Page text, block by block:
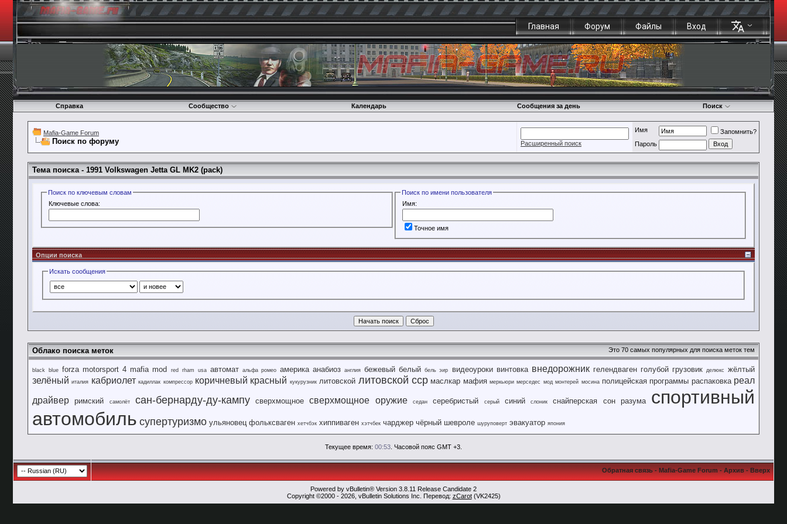
Главная Форум Файлы Вход
Справка Сообщество Календарь Сообщения за день Поиск
Mafia-Game Forum
Поиск по форуму Расширенный поиск
Имя
Запомнить?
Пароль
Тема поиска - 1991 Volkswagen Jetta GL MK2 (pack)
Поиск по ключевым словам
Ключевые слова:
Поиск по имени пользователя
Имя:
Точное имя
Опции поиска
Искать сообщения
Это 70 самых популярных для поиска меток тем
Облако поиска меток
black blue forza motorsport 4 mafia mod red rham usa автомат альфа ромео америка анабиоз англия бежевый белый бель эир видеоуроки винтовка внедорожник гелендваген голубой грузовик делюкс жёлтый
зелёный италия кабриолет кадиллак компрессор коричневый красный кукурузник литовской литовской сср маслкар мафия меркьюри мерседес мод монтерей мосина полицейская программы распаковка реал
драйвер
римский самолёт сан-бернарду-ду-кампу сверхмощное сверхмощное оружие седан серебристый серый синий слоник снайперская сон разума
спортивный
автомобиль супертуризмо ульяновец фольксваген хетчбэк хиппиваген хэтчбек чарджер чёрный шевроле шуруповерт эвакуатор япония
Текущее время: 00:53 . Часовой пояс GMT +3.
Обратная связь-Mafia-Game Forum-Архив-Вверх
Powered by vBulletin® Version 3.8.11 Release Candidate 2
Copyright ©2000 - 2026, vBulletin Solutions Inc. Перевод: zCarot(VK2425)